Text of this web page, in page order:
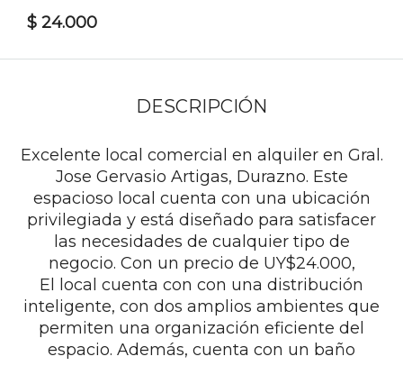
$ 24.000
DESCRIPCIÓN
Excelente local comercial en alquiler en Gral.
Jose Gervasio Artigas, Durazno. Este
espacioso local cuenta con una ubicación
privilegiada y está diseñado para satisfacer
las necesidades de cualquier tipo de
negocio. Con un precio de UY$24.000,
El local cuenta con con una distribución
inteligente, con dos amplios ambientes que
permiten una organización eficiente del
espacio. Además, cuenta con un baño